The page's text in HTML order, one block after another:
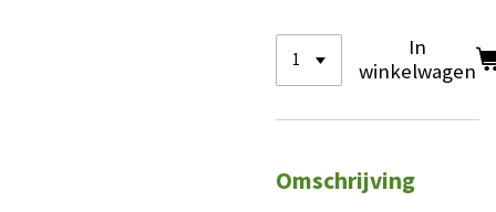
In
winkelwagen
Omschrijving